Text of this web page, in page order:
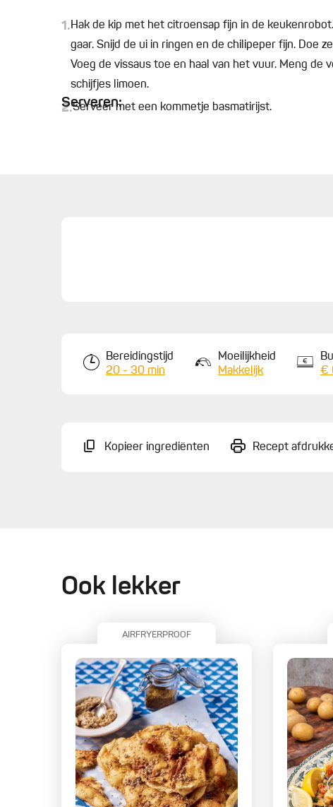
1.Hak de kip met het citroensap fijn in de
gaar. Snijd de ui in ringen en de chilipeper fijn. Doe
Voeg de vissaus toe en haal van het vuur. Meng
schijfjes limoen.
Serveren:
2.Serveer met een kommetje basmatirijst.
Bereidingstijd
20 - 30 min
Moeilijkheid
Makkelijk
€
Kopieer ingrediënten Recept
Ook lekker
AIRFRYERPROOF